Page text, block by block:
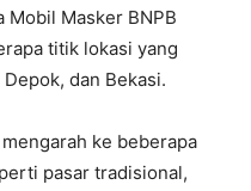
Masker BNPB
titik lokasi yang
dan Bekasi.
ke beberapa
pasar tradisional,